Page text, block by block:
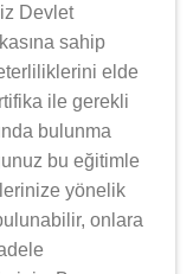
Devlet
sahip
elde
ile gerekli
bulunma
bu eğitimle
yönelik
onlara